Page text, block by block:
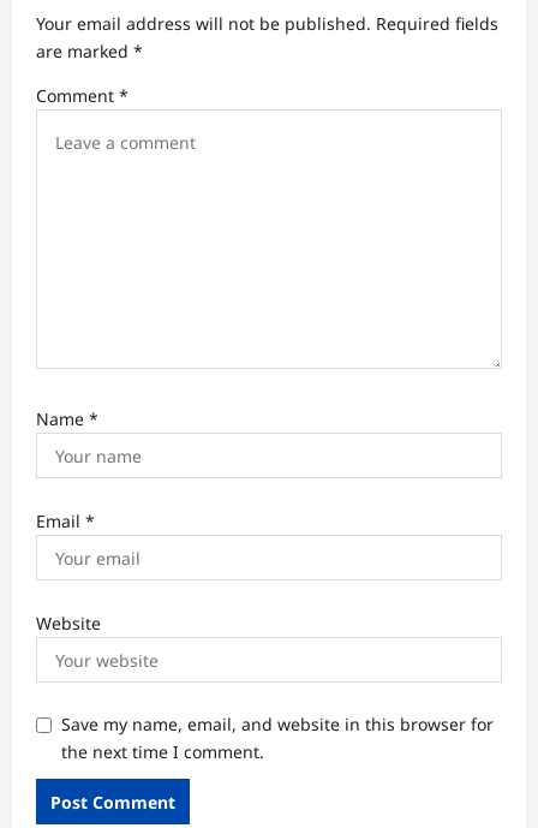
a
t
i
Your email address will not be published. Required fields
are marked *
Comment *
Name *
Email *
Website
Save my name, email, and website in this browser for
the next time I comment.